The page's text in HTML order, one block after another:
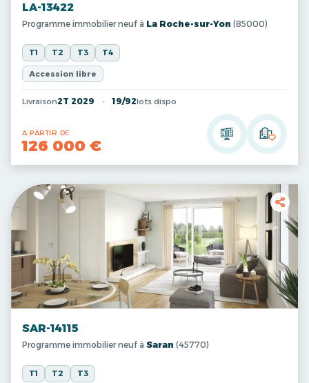
LA-13422
Programme immobilier neuf à La Roche-sur-Yon (85000)
T1 T2 T3 T4
Accession libre
Livraison2T 2029 19/92lots dispo
A PARTIR DE
126 000 €
SAR-14115
Programme immobilier neuf à Saran (45770)
T1 T2 T3